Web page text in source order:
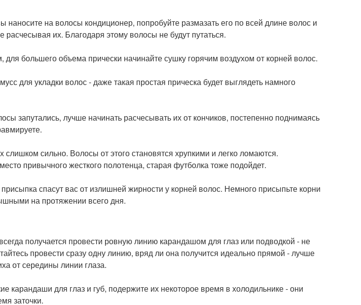
наносите на волосы кондиционер, попробуйте размазать его по всей длине волос и
расчесывая их. Благодаря этому волосы не будут путаться.
большего объема прически начинайте сушку горячим воздухом от корней волос.
для укладки волос - даже такая простая прическа будет выглядеть намного
запутались, лучше начинать расчесывать их от кончиков, постепенно поднимаясь
слишком сильно. Волосы от этого становятся хрупкими и легко ломаются.
привычного жесткого полотенца, старая футболка тоже подойдет.
спасут вас от излишней жирности у корней волос. Немного присыпьте корни
на протяжении всего дня.
получается провести ровную линию карандашом для глаз или подводкой - не
провести сразу одну линию, вряд ли она получится идеально прямой - лучше
от середины линии глаза.
карандаши для глаз и губ, подержите их некоторое время в холодильнике - они
заточки.